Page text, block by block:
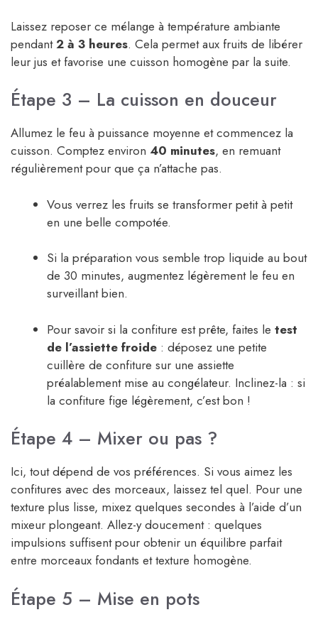
Laissez reposer ce mélange à température ambiante
pendant2 à 3 heures. Cela permet aux fruits de libérer
leur jus et favorise une cuisson homogène par la suite.
Étape 3 – La cuisson en douceur
Allumez le feu à puissance moyenne et commencez la
cuisson. Comptez environ 40 minutes, en remuant
régulièrement pour que ça n’attache pas.
Vous verrez les fruits se transformer petit à petit
en une belle compotée.
Si la préparation vous semble trop liquide au bout
de 30 minutes, augmentez légèrement le feu en
surveillant bien.
Pour savoir si la confiture est prête, faites le test
de l’assiette froide : déposez une petite
cuillère de confiture sur une assiette
préalablement mise au congélateur. Inclinez-la : si
la confiture fige légèrement, c’est bon !
Étape 4 – Mixer ou pas ?
Ici, tout dépend de vos préférences. Si vous aimez les
confitures avec des morceaux, laissez tel quel. Pour une
texture plus lisse, mixez quelques secondes à l’aide d’un
mixeur plongeant. Allez-y doucement : quelques
impulsions suffisent pour obtenir un équilibre parfait
entre morceaux fondants et texture homogène.
Étape 5 – Mise en pots